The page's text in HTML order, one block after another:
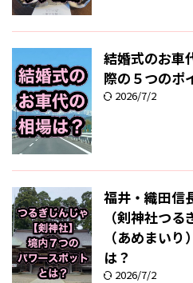
結婚式のお車
際の５つのポ
2026/7/2
福井・織田信
（剣神社つ
（あめまい
は？
2026/7/2